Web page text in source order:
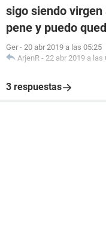
sigo siendo
pene y puedo
Ger - 20 abr 2019 a las 05:25
ArjenR - 22 abr 2019 a las
3 respuestas